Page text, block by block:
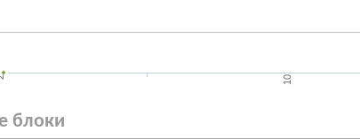
10
блоки